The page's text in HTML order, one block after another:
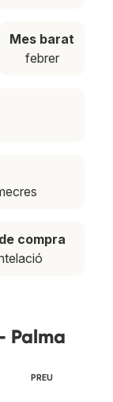
Mes barat
febrer
compra
Palma
PREU